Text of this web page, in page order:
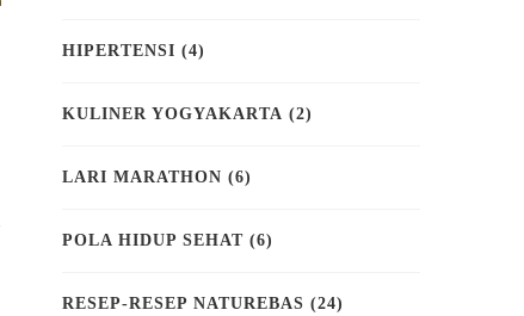
HIPERTENSI (4)
KULINER YOGYAKARTA (2)
LARI MARATHON (6)
POLA HIDUP SEHAT (6)
RESEP-RESEP NATUREBAS (24)